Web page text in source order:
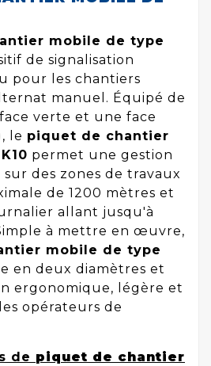
mobile de type
de signalisation
pour les chantiers
manuel. Équipé de
verte et une face
le piquet de chantier
permet une gestion
des zones de travaux
de 1200 mètres et
allant jusqu'à
à mettre en œuvre,
mobile de type
en deux diamètres et
ergonomique, légère et
opérateurs de
de piquet de chantier